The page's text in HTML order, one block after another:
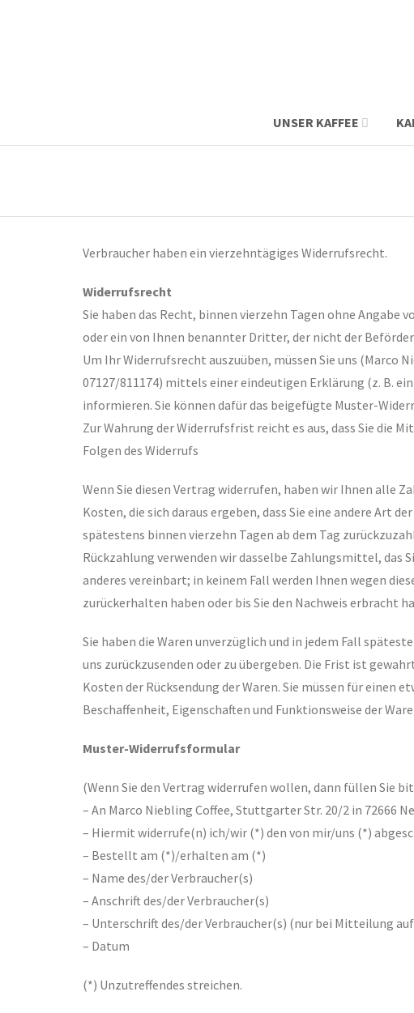
UNSER KAFFEE
Verbraucher haben ein vierzehntägiges Widerrufsrecht.
Widerrufsrecht
Sie haben das Recht, binnen vierzehn Tagen ohne Angabe
oder ein von Ihnen benannter Dritter, der nicht der
Um Ihr Widerrufsrecht auszuüben, müssen Sie uns
07127/811174) mittels einer eindeutigen Erklärung (z. B.
informieren. Sie können dafür das beigefügte Muster-
Zur Wahrung der Widerrufsfrist reicht es aus, dass Sie die
Folgen des Widerrufs
Wenn Sie diesen Vertrag widerrufen, haben wir Ihnen alle
Kosten, die sich daraus ergeben, dass Sie eine andere Art
spätestens binnen vierzehn Tagen ab dem Tag
Rückzahlung verwenden wir dasselbe Zahlungsmittel, das
anderes vereinbart; in keinem Fall werden Ihnen wegen
zurückerhalten haben oder bis Sie den Nachweis erbracht
Sie haben die Waren unverzüglich und in jedem Fall
uns zurückzusenden oder zu übergeben. Die Frist ist
Kosten der Rücksendung der Waren. Sie müssen für
Beschaffenheit, Eigenschaften und Funktionsweise der
Muster-Widerrufsformular
(Wenn Sie den Vertrag widerrufen wollen, dann füllen Sie
– An Marco Niebling Coffee, Stuttgarter Str. 20/2 in 72666
– Hiermit widerrufe(n) ich/wir (*) den von mir/uns (*)
– Bestellt am (*)/erhalten am (*)
– Name des/der Verbraucher(s)
– Anschrift des/der Verbraucher(s)
– Unterschrift des/der Verbraucher(s) (nur bei Mitteilung
– Datum
(*) Unzutreffendes streichen.